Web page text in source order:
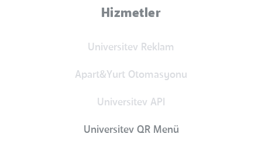
Hizmetler
Universitev Reklam
Apart&Yurt Otomasyonu
Universitev API
Universitev QR Menü